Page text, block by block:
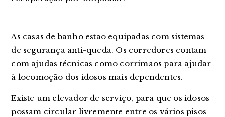
As casas de banho estão equipadas com sistemas
de segurança anti-queda. Os corredores contam
com ajudas técnicas como corrimãos para ajudar
à locomoção dos idosos mais dependentes.
Existe um elevador de serviço, para que os idosos
possam circular livremente entre os vários pisos